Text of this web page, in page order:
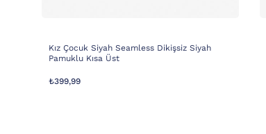
Kız Çocuk Siyah Seamless Dikişsiz Siyah
Pamuklu Kısa Üst
₺399,99